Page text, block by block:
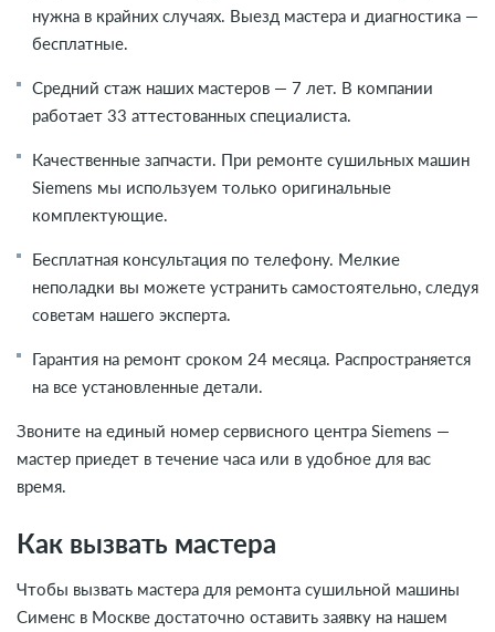
нужна в крайних случаях. Выезд мастера и диагностика —
бесплатные.
Средний стаж наших мастеров — 7 лет. В компании
работает 33 аттестованных специалиста.
Качественные запчасти. При ремонте сушильных машин
Siemens мы используем только оригинальные
комплектующие.
Бесплатная консультация по телефону. Мелкие
неполадки вы можете устранить самостоятельно, следуя
советам нашего эксперта.
Гарантия на ремонт сроком 24 месяца. Распространяется
на все установленные детали.
Звоните на единый номер сервисного центра Siemens —
мастер приедет в течение часа или в удобное для вас
время.
Как вызвать мастера
Чтобы вызвать мастера для ремонта сушильной машины
Сименс в Москве достаточно оставить заявку на нашем